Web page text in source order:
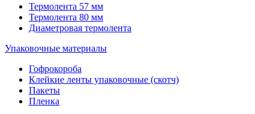
Термолента 57 мм
Термолента 80 мм
Диаметровая термолента
Упаковочные материалы
Гофрокороба
Клейкие ленты упаковочные (скотч)
Пакеты
Пленка